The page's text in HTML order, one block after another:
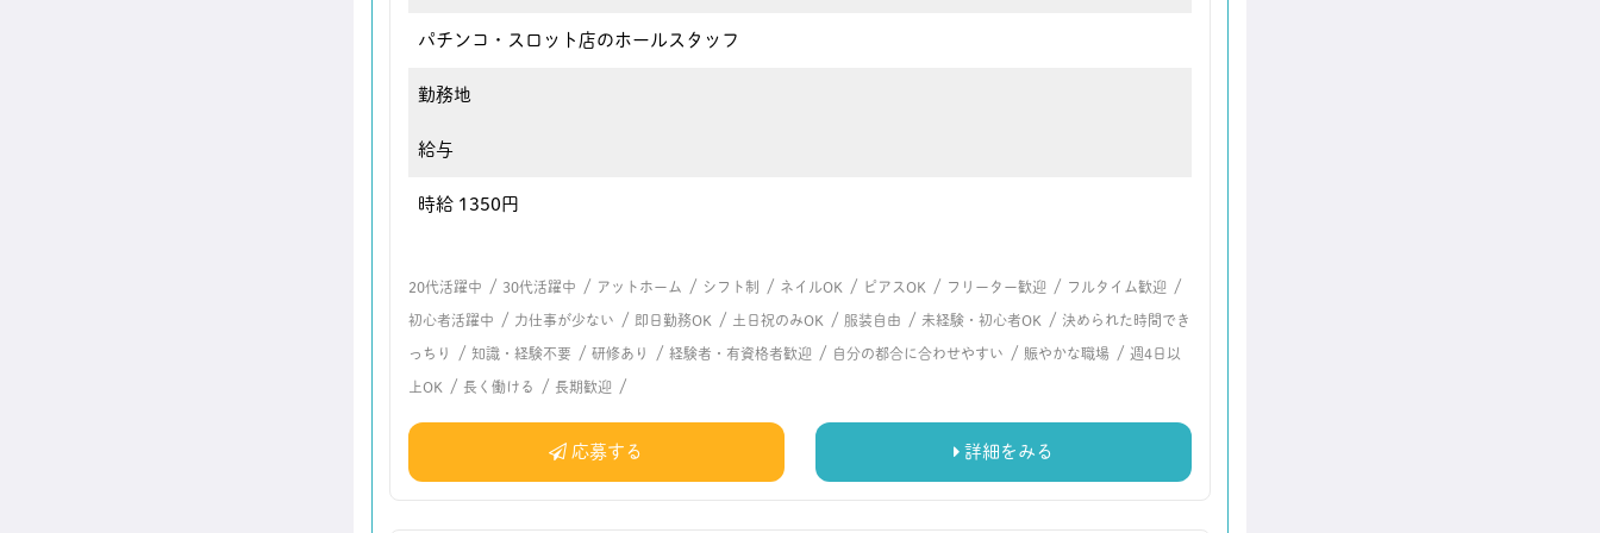
パチンコ・スロット店のホールスタッフ
勤務地
給与
時給 1350円
20代活躍中 / 30代活躍中 / アットホーム / シフト制 / ネイルOK / ピアスOK / フリーター歓迎 / フルタイム歓迎 /
初心者活躍中 / 力仕事が少ない / 即日勤務OK / 土日祝のみOK / 服装自由 / 未経験・初心者OK / 決められた時間でき
っちり / 知識・経験不要 / 研修あり / 経験者・有資格者歓迎 / 自分の都合に合わせやすい / 賑やかな職場 / 週4日以
上OK / 長く働ける / 長期歓迎 /
応募する 詳細をみる